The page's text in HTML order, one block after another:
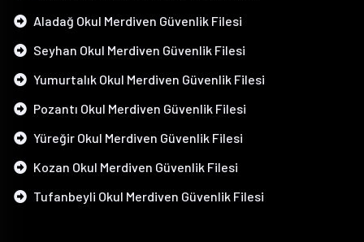
Aladağ Okul Merdiven Güvenlik Filesi
Seyhan Okul Merdiven Güvenlik Filesi
Yumurtalık Okul Merdiven Güvenlik Filesi
Pozantı Okul Merdiven Güvenlik Filesi
Yüreğir Okul Merdiven Güvenlik Filesi
Kozan Okul Merdiven Güvenlik Filesi
Tufanbeyli Okul Merdiven Güvenlik Filesi